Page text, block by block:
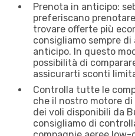
Prenota in anticipo:
preferiscano
trovare offerte più
consigliamo sempre
anticipo. In questo
possibilità di
assicurarti sconti
Controlla tutte le
che il nostro motore
dei voli disponibili da
consigliamo di